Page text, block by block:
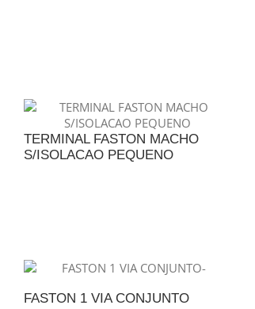
TERMINAL FASTON MACHO
S/ISOLACAO PEQUENO
FASTON 1 VIA CONJUNTO